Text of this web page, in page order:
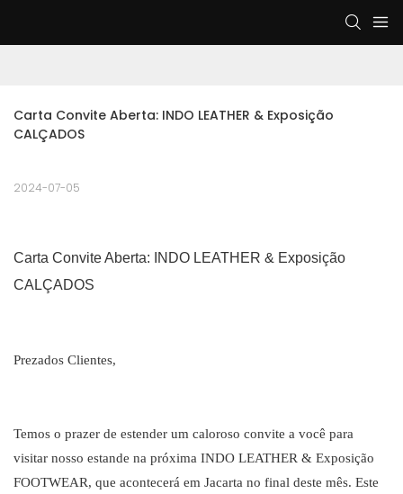
Carta Convite Aberta: INDO LEATHER & Exposição
CALÇADOS
2024-07-05
Carta Convite Aberta: INDO LEATHER & Exposição
CALÇADOS
Prezados Clientes,
Temos o prazer de estender um caloroso convite a você para
visitar nosso estande na próxima INDO LEATHER & Exposição
FOOTWEAR, que acontecerá em Jacarta no final deste mês. Este